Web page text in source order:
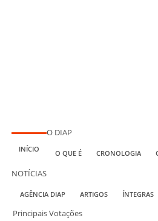
INÍCIO
O DIAP
O QUE É CRONOLOGIA
NOTÍCIAS
AGÊNCIA DIAP ARTIGOS ÍNTEGRAS
Principais Votações